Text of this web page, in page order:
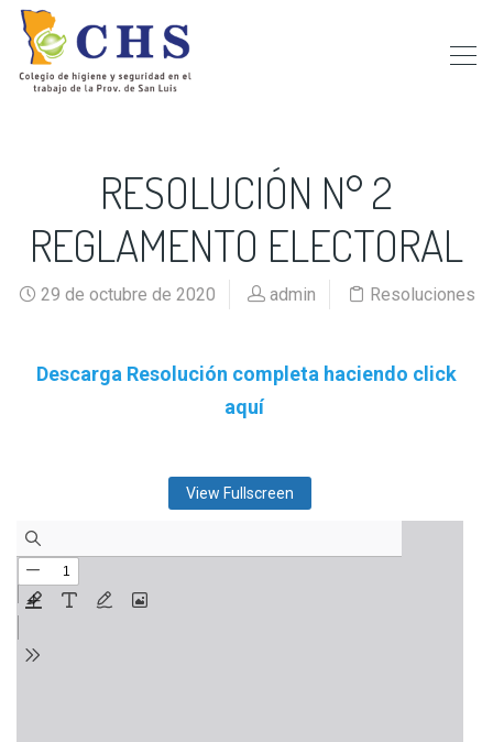
RESOLUCIÓN N° 2
REGLAMENTO ELECTORAL
29 de octubre de 2020 admin Resoluciones
Descarga Resolución completa haciendo click
aquí
View Fullscreen